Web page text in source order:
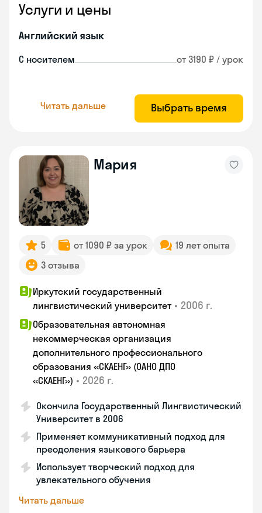
Услуги и цены
Английский язык
С носителем от 3190 ₽ / урок
Читать дальше Выбрать время
Мария
5 от 1090 ₽ за урок
19 лет опыта
3 отзыва
Иркутский государственный
лингвистический университет • 2006 г.
Образовательная автономная
некоммерческая организация
дополнительного профессионального
образования «СКАЕНГ» (ОАНО ДПО
«СКАЕНГ») • 2026 г.
Окончила Государственный Лингвистический
Университет в 2006
Применяет коммуникативный подход для
преодоления языкового барьера
Использует творческий подход для
увлекательного обучения
Читать дальше